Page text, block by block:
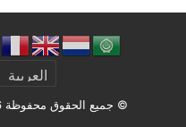
© جميع الحقوق محفوظة 2026, حركة التجديد الكردستاني